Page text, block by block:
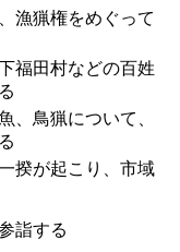
漁猟権をめぐって
福田村などの百姓
、鳥猟について、
揆が起こり、市域
詣する